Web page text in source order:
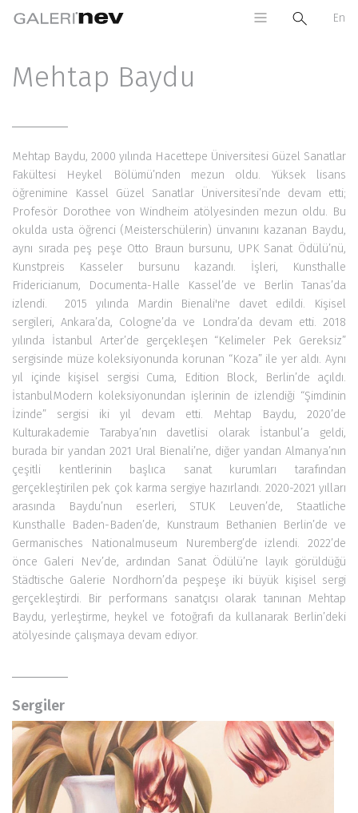
En
Mehtap Baydu
Mehtap Baydu, 2000 yılında Hacettepe Üniversitesi Güzel Sanatlar
Fakültesi Heykel Bölümü’nden mezun oldu. Yüksek lisans
öğrenimine Kassel Güzel Sanatlar Üniversitesi’nde devam etti;
Profesör Dorothee von Windheim atölyesinden mezun oldu. Bu
okulda usta öğrenci (Meisterschülerin) ünvanını kazanan Baydu,
aynı sırada peş peşe Otto Braun bursunu, UPK Sanat Ödülü’nü,
Kunstpreis Kasseler bursunu kazandı. İşleri, Kunsthalle
Fridericianum, Documenta-Halle Kassel’de ve Berlin Tanas’da
izlendi. 2015 yılında Mardin Bienali'ne davet edildi. Kişisel
sergileri, Ankara’da, Cologne’da ve Londra’da devam etti. 2018
yılında İstanbul Arter’de gerçekleşen “Kelimeler Pek Gereksiz”
sergisinde müze koleksiyonunda korunan “Koza” ile yer aldı. Aynı
yıl içinde kişisel sergisi Cuma, Edition Block, Berlin’de açıldı.
İstanbulModern koleksiyonundan işlerinin de izlendiği “Şimdinin
İzinde” sergisi iki yıl devam etti. Mehtap Baydu, 2020’de
Kulturakademie Tarabya’nın davetlisi olarak İstanbul’a geldi,
burada bir yandan 2021 Ural Bienali’ne, diğer yandan Almanya’nın
çeşitli kentlerinin başlıca sanat kurumları tarafından
gerçekleştirilen pek çok karma sergiye hazırlandı. 2020-2021 yılları
arasında Baydu’nun eserleri, STUK Leuven’de, Staatliche
Kunsthalle Baden-Baden’de, Kunstraum Bethanien Berlin’de ve
Germanisches Nationalmuseum Nuremberg’de izlendi. 2022’de
önce Galeri Nev’de, ardından Sanat Ödülü’ne layık görüldüğü
Städtische Galerie Nordhorn’da peşpeşe iki büyük kişisel sergi
gerçekleştirdi. Bir performans sanatçısı olarak tanınan Mehtap
Baydu, yerleştirme, heykel ve fotoğrafı da kullanarak Berlin’deki
atölyesinde çalışmaya devam ediyor.
Sergiler